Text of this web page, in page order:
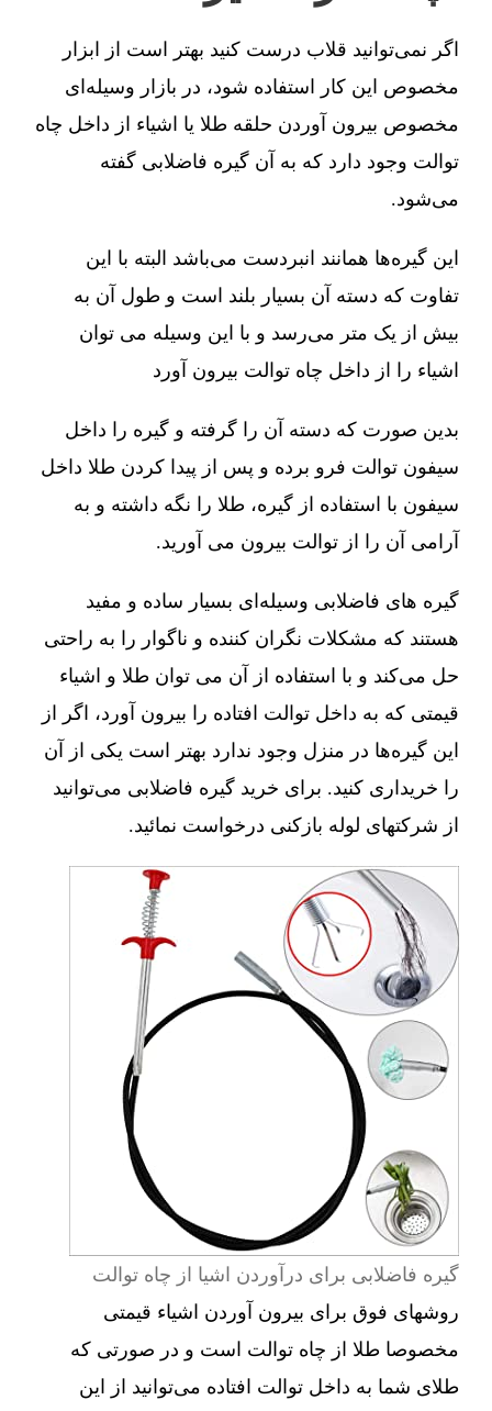
اگر نمی‌توانید قلاب درست کنید بهتر است از ابزار
مخصوص این کار استفاده شود، در بازار وسیله‌ای
مخصوص بیرون آوردن حلقه طلا یا اشیاء از داخل چاه
توالت وجود دارد که به آن گیره فاضلابی گفته
می‌شود.
این گیره‌ها همانند انبردست می‌باشد البته با این
تفاوت که دسته آن بسیار بلند است و طول آن به
بیش از یک متر می‌رسد و با این وسیله می توان
اشیاء را از داخل چاه توالت بیرون آورد
بدین صورت که دسته آن را گرفته و گیره را داخل
سیفون توالت فرو برده و پس از پیدا کردن طلا داخل
سیفون با استفاده از گیره، طلا را نگه داشته و به
آرامی آن را از توالت بیرون می آورید.
گیره های فاضلابی وسیله‌ای بسیار ساده و مفید
هستند که مشکلات نگران کننده و ناگوار را به راحتی
حل می‌کند و با استفاده از آن می توان طلا و اشیاء
قیمتی که به داخل توالت افتاده را بیرون آورد، اگر از
این گیره‌ها در منزل وجود ندارد بهتر است یکی از آن
را خریداری کنید. برای خرید گیره فاضلابی می‌توانید
از شرکتهای لوله بازکنی درخواست نمائید.
گیره فاضلابی برای درآوردن اشیا از چاه توالت
روشهای فوق برای بیرون آوردن اشیاء قیمتی
مخصوصا طلا از چاه توالت است و در صورتی که
طلای شما به داخل توالت افتاده می‌توانید از این